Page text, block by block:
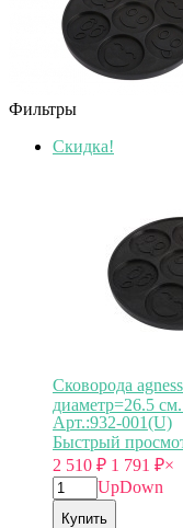
Фильтры
Скидка!
Сковорода
диаметр=26.5
Арт.:932-001(U)
Быстрый
2 510 ₽ 1 791 ₽×
UpDown
Купить